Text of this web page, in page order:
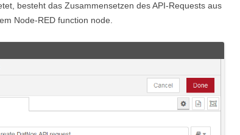
besteht das Zusammensetzen des API-Requests aus
Node-RED function node.